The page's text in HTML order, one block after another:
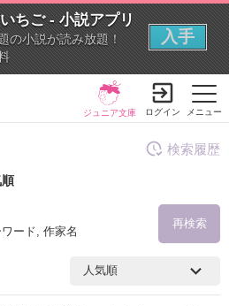
ちご - 小説アプリ
の小説が読み放題！
入手
メニュー
ジュニア文庫 ログイン
順
ード, 作家名
再検索
検索履歴